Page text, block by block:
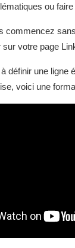
ou
commencez
votre page
définir une ligne
voici une